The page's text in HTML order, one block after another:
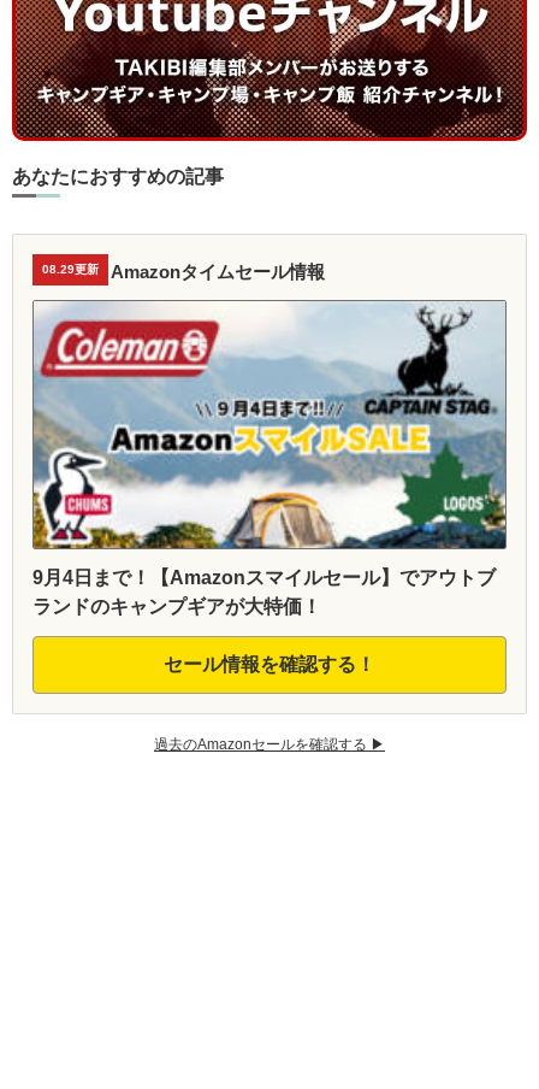
あなたにおすすめの記事
08.29更新 Amazonタイムセール情報
9月4日まで！【Amazonスマイルセール】でアウトブ
ランドのキャンプギアが大特価！
セール情報を確認する！
過去のAmazonセールを確認する ▶︎